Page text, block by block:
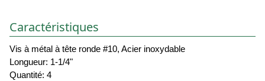
Caractéristiques
Vis à métal à tête ronde #10, Acier inoxydable
Longueur: 1-1/4"
Quantité: 4